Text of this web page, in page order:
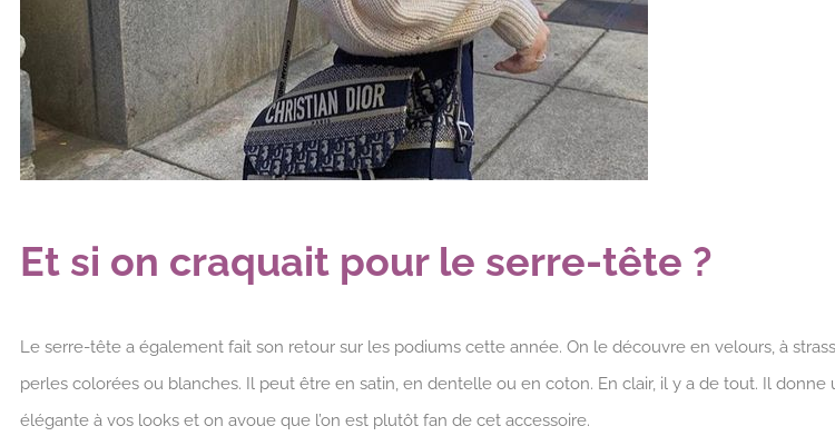
Et si on craquait pour le serre-tête ?
Le serre-tête a également fait son retour sur les podiums cette année. On le découvre en velours, à
perles colorées ou blanches. Il peut être en satin, en dentelle ou en coton. En clair, il y a de tout. Il donne
élégante à vos looks et on avoue que l’on est plutôt fan de cet accessoire.